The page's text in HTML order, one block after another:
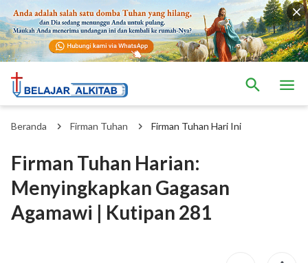
Beranda Firman Tuhan Firman Tuhan Hari Ini
Firman Tuhan Harian:
Menyingkapkan Gagasan
Agamawi | Kutipan 281